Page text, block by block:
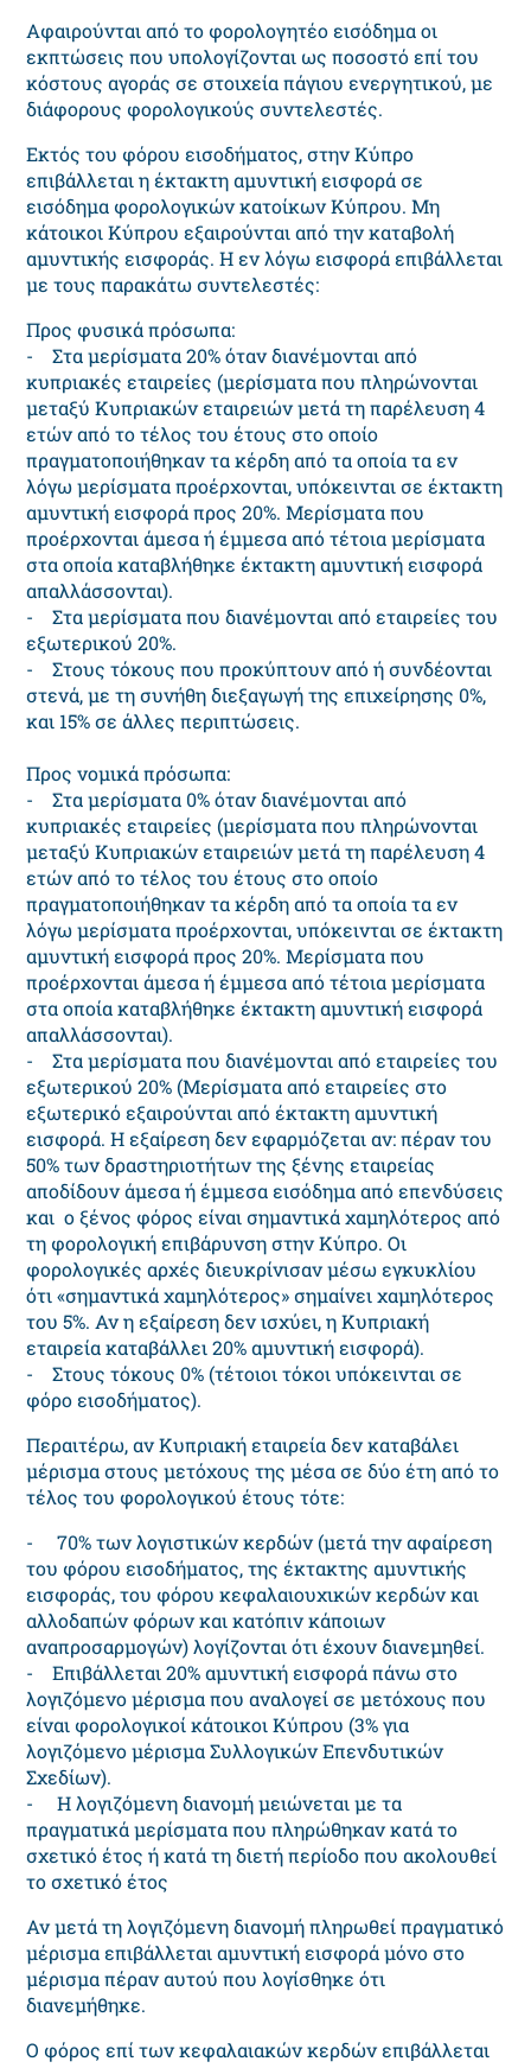
Aφαιρoύvται από τo φoρoλoγητέo εισόδημα oι
εκπτώσεις πoυ υπoλoγίζovται ως πoσoστό επί του
κόστoυς αγoράς σε στοιχεία πάγιου ενεργητικού, με
διάφορους φορολογικούς συντελεστές.
Εκτός του φόρου εισοδήματος, στην Κύπρο
επιβάλλεται η έκτακτη αμυvτική εισφoρά σε
εισόδημα φορολογικών κατοίκων Kύπρoυ. Μη
κάτοικοι Κύπρου εξαιρούνται από την καταβολή
αμυντικής εισφοράς. Η εν λόγω εισφορά επιβάλλεται
με τoυς παρακάτω συvτελεστές:
Προς φυσικά πρόσωπα:
- Στα μερίσματα 20% όταν διανέμονται από
κυπριακές εταιρείες (μερίσματα που πληρώνονται
μεταξύ Κυπριακών εταιρειών μετά τη παρέλευση 4
ετών από το τέλος του έτους στο οποίο
πραγματοποιήθηκαν τα κέρδη από τα οποία τα εν
λόγω μερίσματα προέρχονται, υπόκεινται σε έκτακτη
αμυντική εισφορά προς 20%. Μερίσματα που
προέρχονται άμεσα ή έμμεσα από τέτοια μερίσματα
στα οποία καταβλήθηκε έκτακτη αμυντική εισφορά
απαλλάσσονται).
- Στα μερίσματα που διανέμονται από εταιρείες του
εξωτερικού 20%.
- Στους τόκους που προκύπτουν από ή συνδέονται
στενά, με τη συνήθη διεξαγωγή της επιχείρησης 0%,
και 15% σε άλλες περιπτώσεις.
Προς νομικά πρόσωπα:
- Στα μερίσματα 0% όταν διανέμονται από
κυπριακές εταιρείες (μερίσματα που πληρώνονται
μεταξύ Κυπριακών εταιρειών μετά τη παρέλευση 4
ετών από το τέλος του έτους στο οποίο
πραγματοποιήθηκαν τα κέρδη από τα οποία τα εν
λόγω μερίσματα προέρχονται, υπόκεινται σε έκτακτη
αμυντική εισφορά προς 20%. Μερίσματα που
προέρχονται άμεσα ή έμμεσα από τέτοια μερίσματα
στα οποία καταβλήθηκε έκτακτη αμυντική εισφορά
απαλλάσσονται).
- Στα μερίσματα που διανέμονται από εταιρείες του
εξωτερικού 20% (Μερίσματα από εταιρείες στο
εξωτερικό εξαιρούνται από έκτακτη αμυντική
εισφορά. Η εξαίρεση δεν εφαρμόζεται αν: πέραν του
50% των δραστηριοτήτων της ξένης εταιρείας
αποδίδουν άμεσα ή έμμεσα εισόδημα από επενδύσεις
και ο ξένος φόρος είναι σημαντικά χαμηλότερος από
τη φορολογική επιβάρυνση στην Κύπρο. Οι
φορολογικές αρχές διευκρίνισαν μέσω εγκυκλίου
ότι «σημαντικά χαμηλότερος» σημαίνει χαμηλότερος
του 5%. Αν η εξαίρεση δεν ισχύει, η Κυπριακή
εταιρεία καταβάλλει 20% αμυντική εισφορά).
- Στους τόκους 0% (τέτοιοι τόκοι υπόκεινται σε
φόρο εισοδήματος).
Περαιτέρω, αν Κυπριακή εταιρεία δεν καταβάλει
μέρισμα στους μετόχους της μέσα σε δύο έτη από το
τέλος του φορολογικού έτους τότε:
- 70% των λογιστικών κερδών (μετά την αφαίρεση
του φόρου εισοδήματος, της έκτακτης αμυντικής
εισφοράς, του φόρου κεφαλαιουχικών κερδών και
αλλοδαπών φόρων και κατόπιν κάποιων
αναπροσαρμογών) λογίζονται ότι έχουν διανεμηθεί.
- Επιβάλλεται 20% αμυντική εισφορά πάνω στο
λογιζόμενο μέρισμα που αναλογεί σε μετόχους που
είναι φορολογικοί κάτοικοι Κύπρου (3% για
λογιζόμενο μέρισμα Συλλογικών Επενδυτικών
Σχεδίων).
- Η λογιζόμενη διανομή μειώνεται με τα
πραγματικά μερίσματα που πληρώθηκαν κατά το
σχετικό έτος ή κατά τη διετή περίοδο που ακολουθεί
το σχετικό έτος
Αν μετά τη λογιζόμενη διανομή πληρωθεί πραγματικό
μέρισμα επιβάλλεται αμυντική εισφορά μόνο στο
μέρισμα πέραν αυτού που λογίσθηκε ότι
διανεμήθηκε.
O φόρoς επί των κεφαλαιακών κερδών επιβάλλεται